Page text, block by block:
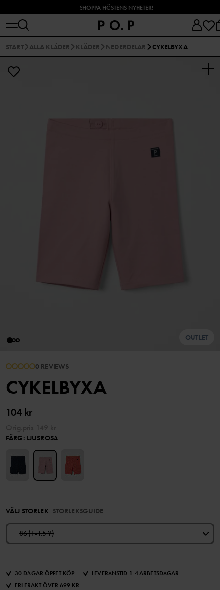
SHOPPA HÖSTENS NYHETER!
START ALLA KLÄDER KLÄDER NEDERDELAR CYKELBYXA
OUTLET
0 REVIEWS
CYKELBYXA
104 kr
FÄRG: LJUSROSA
VÄLJ STORLEK STORLEKSGUIDE
86 (1-1.5 Y)
30 DAGAR ÖPPET KÖP
LEVERANSTID 1-4 ARBETSDAGAR
FRI FRAKT ÖVER 699 KR